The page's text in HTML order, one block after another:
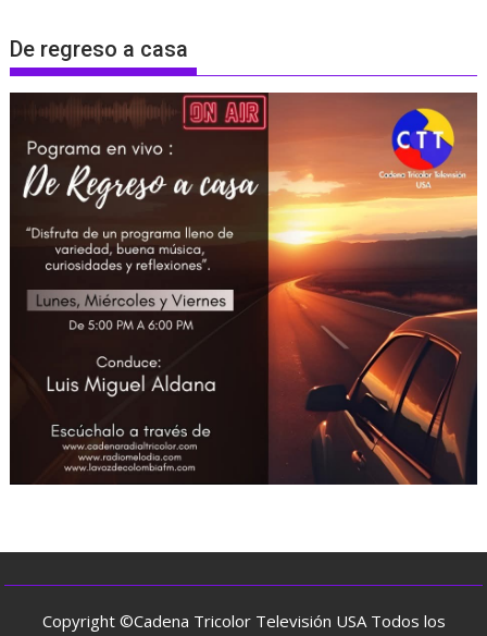
De regreso a casa
Copyright ©Cadena Tricolor Televisión USA Todos los